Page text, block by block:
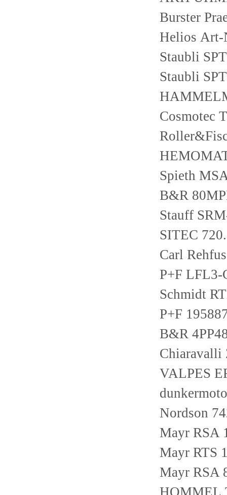
Burster
Helios Art-
Staubli
Staubli
Cosmotec
Spieth
B&R
Stauff
SITEC
Carl
P+F LFL3-
Schmidt
P+F
B&R
Chiaravalli
VALPES
Nordson
Mayr RSA
Mayr RTS
Mayr RSA
HOMMEL